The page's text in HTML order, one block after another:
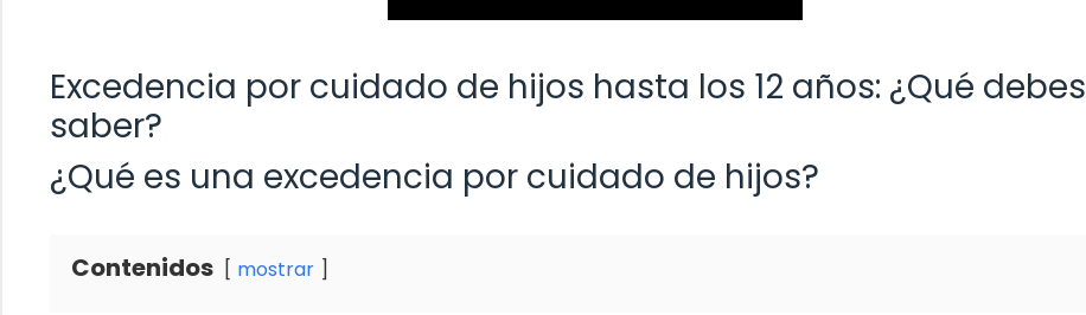
Excedencia por cuidado de hijos hasta los 12 años: ¿Qué debes
saber?
¿Qué es una excedencia por cuidado de hijos?
Contenidos mostrar